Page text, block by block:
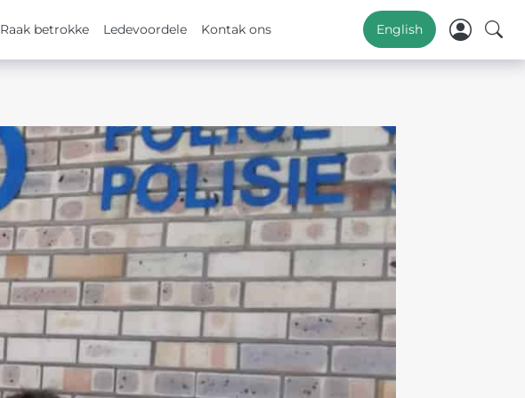
Raak betrokke Ledevoordele Kontak ons English